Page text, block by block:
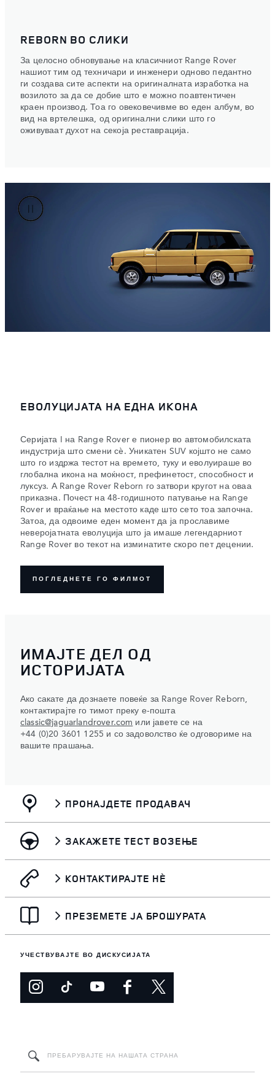
REBORN ВО СЛИКИ
За целосно обновување на класичниот Range Rover
нашиот тим од техничари и инженери одново педантно
ги создава сите аспекти на оригиналната изработка на
возилото за да се добие што е можно поавтентичен
краен производ. Тоа го овековечивме во еден албум, во
вид на вртелешка, од оригинални слики што го
оживуваат духот на секоја реставрација.
ЕВОЛУЦИЈАТА НА ЕДНА ИКОНА
Серијата I на Range Rover е пионер во автомобилската
индустрија што смени сè. Уникатен SUV којшто не само
што го издржа тестот на времето, туку и еволуираше во
глобална икона на моќност, префинетост, способност и
луксуз. А Range Rover Reborn го затвори кругот на оваа
приказна. Почест на 48-годишното патување на Range
Rover и враќање на местото каде што сето тоа започна.
Затоа, да одвоиме еден момент да ја прославиме
неверојатната еволуција што ја имаше легендарниот
Range Rover во текот на изминатите скоро пет децении.
ПОГЛЕДНЕТЕ ГО ФИЛМОТ
ИМАЈТЕ ДЕЛ ОД
ИСТОРИЈАТА
Ако сакате да дознаете повеќе за Range Rover Reborn,
контактирајте го тимот преку е-пошта
classic@jaguarlandrover.com или јавете се на
+44 (0)20 3601 1255 и со задоволство ќе одговориме на
вашите прашања.
ПРОНАЈДЕТЕ ПРОДАВАЧ
ЗАКАЖЕТЕ ТЕСТ ВОЗЕЊЕ
КОНТАКТИРАЈТЕ НЀ
ПРЕЗЕМЕТЕ ЈА БРОШУРАТА
УЧЕСТВУВАЈТЕ ВО ДИСКУСИЈАТА